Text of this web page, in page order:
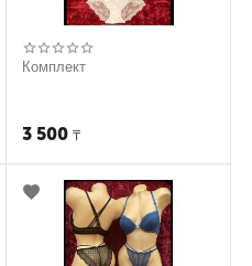
Комплект
3 500 ₸